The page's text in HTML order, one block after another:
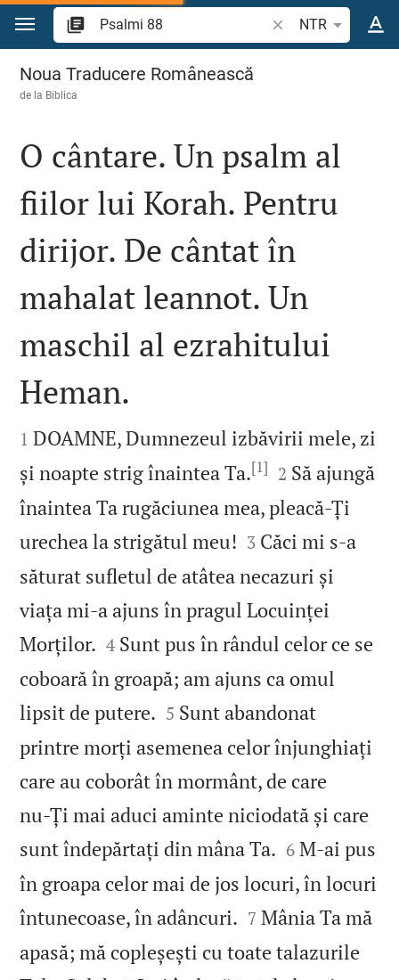
Sari la conținut
Căutați un verset
NTR
Psalmi 88
Noua Traducere Românească
de la Biblica

O cântare. Un psalm al
fiilor lui Korah. Pentru
dirijor. De cântat în
mahalat leannot. Un
maschil al ezrahitului
Heman.

1 DOAMNE, Dumnezeul izbăvirii mele, zi
și noapte strig înaintea Ta.[1] 

2 Să ajungă
înaintea Ta rugăciunea mea, pleacă‑Ți
urechea la strigătul meu! 

3 Căci mi s‑a
săturat sufletul de atâtea necazuri și
viața mi‑a ajuns în pragul Locuinței
Morților. 

4 Sunt pus în rândul celor ce se
coboară în groapă; am ajuns ca omul
lipsit de putere. 

5 Sunt abandonat
printre morți asemenea celor înjunghiați
care au coborât în mormânt, de care
nu‑Ți mai aduci aminte niciodată și care
sunt îndepărtați din mâna Ta. 

6 M‑ai pus
în groapa celor mai de jos locuri, în locuri
întunecoase, în adâncuri. 

7 Mânia Ta mă
apasă; mă copleșești cu toate talazurile